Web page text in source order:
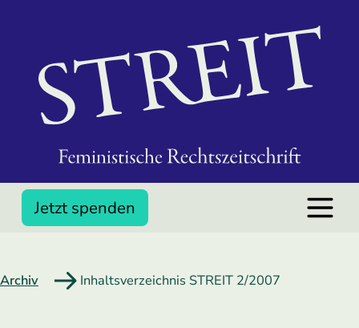
Jetzt spenden
Archiv Inhaltsverzeichnis STREIT 2/2007